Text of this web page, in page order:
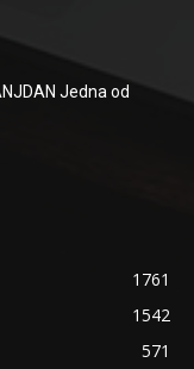
Jedna od
1761
1542
571